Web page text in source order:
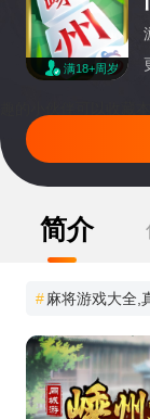
满18+周岁
简介
#麻将游戏大全,